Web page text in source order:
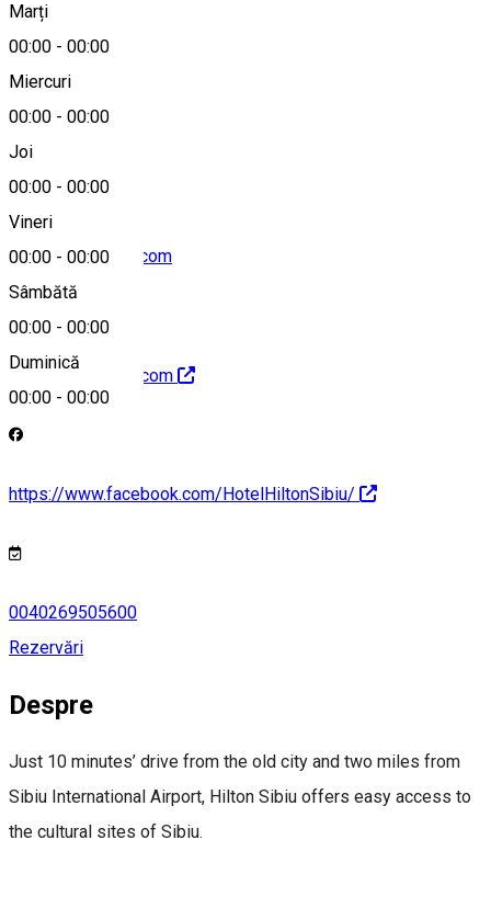
Marți
00:00 - 00:00
Miercuri
00:00 - 00:00
Joi
00:00 - 00:00
Vineri
00:00 - 00:00
Sâmbătă
00:00 - 00:00
Duminică
00:00 - 00:00
Hartă
info.sibiu@hilton.com
http://sibiu.hilton.com
https://www.facebook.com/HotelHiltonSibiu/
0040269505600
Rezervări
Despre
Just 10 minutes’ drive from the old city and two miles from
Sibiu International Airport, Hilton Sibiu offers easy access to
the cultural sites of Sibiu.